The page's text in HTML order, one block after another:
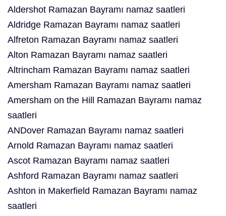
Aldershot Ramazan Bayramı namaz saatleri
Aldridge Ramazan Bayramı namaz saatleri
Alfreton Ramazan Bayramı namaz saatleri
Alton Ramazan Bayramı namaz saatleri
Altrincham Ramazan Bayramı namaz saatleri
Amersham Ramazan Bayramı namaz saatleri
Amersham on the Hill Ramazan Bayramı namaz
saatleri
ANDover Ramazan Bayramı namaz saatleri
Arnold Ramazan Bayramı namaz saatleri
Ascot Ramazan Bayramı namaz saatleri
Ashford Ramazan Bayramı namaz saatleri
Ashton in Makerfield Ramazan Bayramı namaz
saatleri